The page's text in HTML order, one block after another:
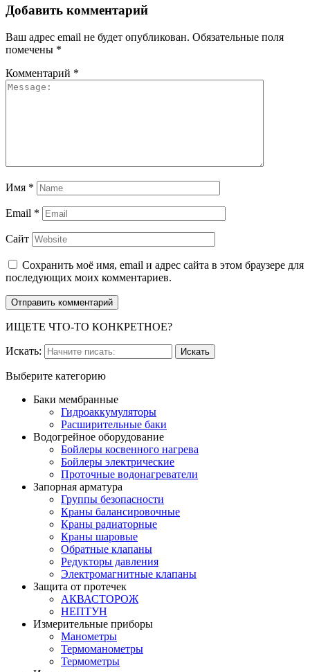
Добавить комментарий
Ваш адрес email не будет опубликован. Обязательные поля
помечены *
Комментарий *
Имя *
Email *
Сайт
Сохранить моё имя, email и адрес сайта в этом браузере для
последующих моих комментариев.
ИЩЕТЕ ЧТО-ТО КОНКРЕТНОЕ?
Искать:
Выберите категорию
Баки мембранные
Гидроаккумуляторы
Расширительные баки
Водогрейное оборудование
Бойлеры косвенного нагрева
Бойлеры электрические
Проточные водонагреватели
Запорная арматура
Группы безопасности
Краны балансировочные
Краны радиаторные
Краны шаровые
Обратные клапаны
Редукторы давления
Электромагнитные клапаны
Защита от протечек
АКВАСТОРОЖ
НЕПТУН
Измерительные приборы
Манометры
Термоманометры
Термометры